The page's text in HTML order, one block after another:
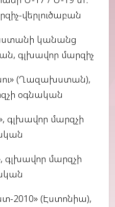
վերլուծաբան
կանանց
գլխավոր մարզիչ
(Ղազախստան),
օգնական
գլխավոր մարզչի
գլխավոր մարզչի
2010» (Էստոնիա),